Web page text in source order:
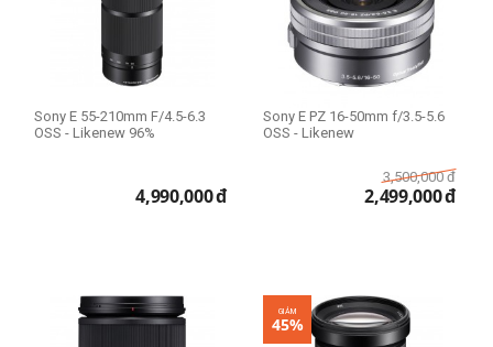
Size 49mm
Size 55mm
Size 67mm
Size 72mm
Size 77mm
Size 95mm
Sony
Sony E 55-210mm F/4.5-6.3
OSS - Likenew 96%
4,990,000đ
Sony E PZ 16-50mm f/3.5-5.6
OSS - Likenew
3,500,000 đ
2,499,000đ
GIẢM
45%